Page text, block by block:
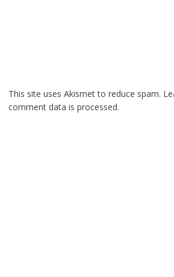
This site uses Akismet to reduce spam.
comment data is processed.